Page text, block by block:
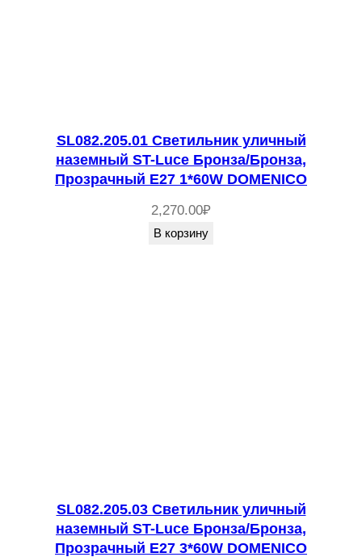
SL082.205.01 Светильник уличный
наземный ST-Luce Бронза/Бронза,
Прозрачный E27 1*60W DOMENICO
2,270.00₽
В корзину
SL082.205.03 Светильник уличный
наземный ST-Luce Бронза/Бронза,
Прозрачный E27 3*60W DOMENICO